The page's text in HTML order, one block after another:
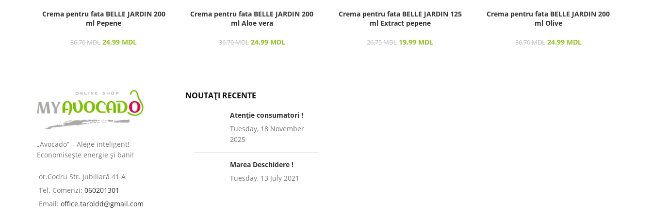
Crema pentru fata BELLE JARDIN 200
ml Pepene
36.70MDL 24.99 MDL
Crema pentru fata BELLE JARDIN 200
ml Aloe vera
36.70MDL 24.99 MDL
Crema pentru fata BELLE JARDIN 125
ml Extract pepene
26.75MDL 19.99 MDL
Crema pentru fata BELLE JARDIN 200
ml Olive
36.70MDL 24.99 MDL
„Avocado” – Alege inteligent!
Economisește energie și bani!
or.Codru Str. Jubiliară 41 A
Tel. Comenzi: 060201301
Email: office.taroldd@gmail.com
NOUTAȚI RECENTE
Atenție consumatori !
Tuesday, 18 November
2025
Marea Deschidere !
Tuesday, 13 July 2021